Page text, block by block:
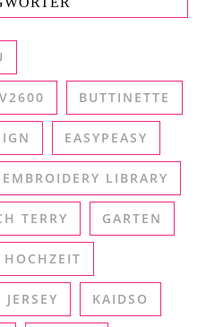
BUTTINETTE
EASYPEASY
EMBROIDERY LIBRARY
TERRY GARTEN
HOCHZEIT
JERSEY KAIDSO